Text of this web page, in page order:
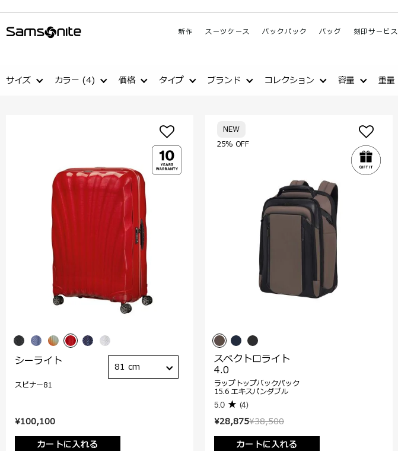
新作 スーツケース バックパック バッグ 刻印サービス
サイズ カラー (4) 価格 タイプ ブランド コレクション 容量 重量
¥100,100
カートに入れる
シーライト
スピナー81
81 cm
¥38,500
¥28,875
カートに入れる
25% OFF
NEW
スペクトロライト
4.0
ラップトップバックパック
15.6 エキスパンダブル
5.0 (4)